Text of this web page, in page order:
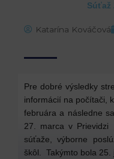
Súťaž
Katarína Kováčová
Pre dobré výsledky
informácií na počítači,
februára a následne
27. marca v
súťaže, výborne
škôl. Takýmto bola 25.